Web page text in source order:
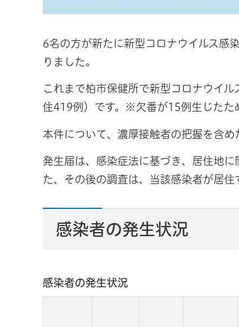
6名の方が新たに新型コロナウイルス感
りました。
これまで柏市保健所で新型コロナウイ
住419例）です。※欠番が15例生じたた
本件について、濃厚接触者の把握を含め
発生届は、感染症法に基づき、居住地
た、その後の調査は、当該感染者が居
感染者の発生状況
感染者の発生状況